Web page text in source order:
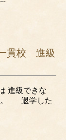
貫校 進級
進級できな
。 退学した